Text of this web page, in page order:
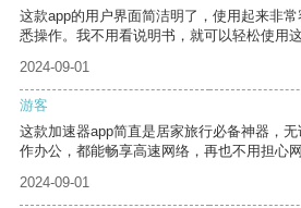
这款app的用户界面简洁明了，使用起来非
悉操作。我不用看说明书，就可以轻松使用这
2024-09-01
游客
这款加速器app简直是居家旅行必备神器，
作办公，都能畅享高速网络，再也不用担心网
2024-09-01